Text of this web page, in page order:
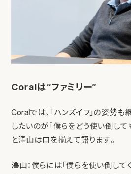
Coralは“ファミリー”
Coralでは、「ハンズイフ」の姿勢も
したいのが「僕らをどう使い倒して
と澤山は口を揃えて語ります。
澤山：僕らには「僕らを使い倒し